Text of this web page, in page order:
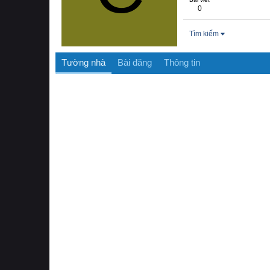
0
Tìm kiếm
Tường nhà Bài đăng Thông tin